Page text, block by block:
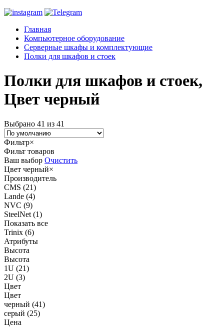
Главная
Компьютерное оборудование
Серверные шкафы и комплектующие
Полки для шкафов и стоек
Полки для шкафов и стоек,
Цвет черный
Выбрано 41 из 41
Фильтр×
Фильт товаров
Ваш выбор Очистить
Цвет черный×
Производитель
CMS (21)
Lande (4)
NVC (9)
SteelNet (1)
Показать все
Trinix (6)
Атрибуты
Высота
Высота
1U (21)
2U (3)
Цвет
Цвет
черный (41)
серый (25)
Цена